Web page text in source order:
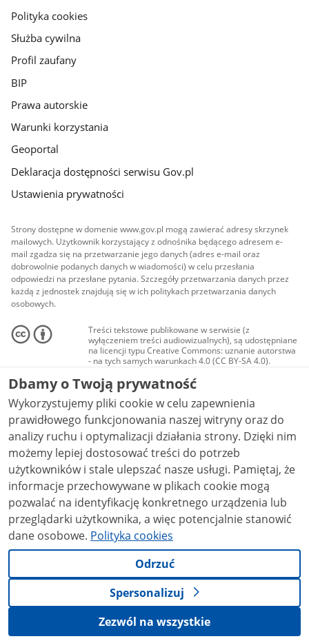
gov.pl
Polityka cookies
Służba cywilna
Profil zaufany
BIP
Prawa autorskie
Warunki korzystania
Geoportal
Deklaracja dostępności serwisu Gov.pl
Ustawienia prywatności
Strony dostępne w domenie www.gov.pl mogą zawierać adresy skrzynek
mailowych. Użytkownik korzystający z odnośnika będącego adresem e-
mail zgadza się na przetwarzanie jego danych (adres e-mail oraz
dobrowolnie podanych danych w wiadomości) w celu przesłania
odpowiedzi na przesłane pytania. Szczegóły przetwarzania danych przez
każdą z jednostek znajdują się w ich politykach przetwarzania danych
osobowych.
Treści tekstowe publikowane w serwisie (z
wyłączeniem treści audiowizualnych), są udostępniane
na licencji typu Creative Commons: uznanie autorstwa
- na tych samych warunkach 4.0 (CC BY-SA 4.0).
Materiały audiowizualne, w tym zdjęcia, materiały
audio i wideo, są udostępniane na licencji typu
Creative Commons: uznanie autorstwa użycie
niekomercyjne - bez utworów zależnych 4.0 (CC BY-
NC-ND 4.0), o ile nie jest to stwierdzone inaczej.
Dbamy o Twoją prywatność
Wykorzystujemy pliki cookie w celu zapewnienia
prawidłowego funkcjonowania naszej witryny oraz do
analizy ruchu i optymalizacji działania strony. Dzięki nim
możemy lepiej dostosować treści do potrzeb
użytkowników i stale ulepszać nasze usługi. Pamiętaj, że
informacje przechowywane w plikach cookie mogą
pozwalać na identyfikację konkretnego urządzenia lub
przeglądarki użytkownika, a więc potencjalnie stanowić
dane osobowe. Polityka cookies
Odrzuć
Spersonalizuj
Zezwól na wszystkie